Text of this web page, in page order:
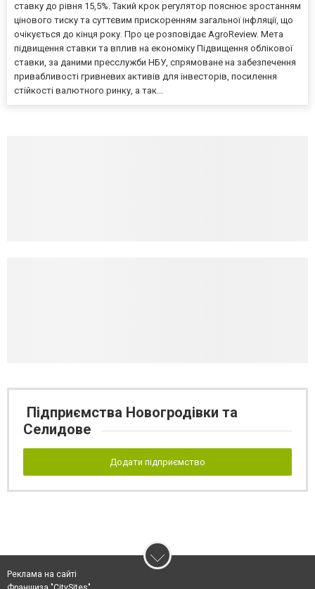
ставку до рівня 15,5%. Такий крок регулятор пояснює зростанням
цінового тиску та суттєвим прискоренням загальної інфляції, що
очікується до кінця року. Про це розповідає AgroReview. Мета
підвищення ставки та вплив на економіку Підвищення облікової
ставки, за даними пресслужби НБУ, спрямоване на забезпечення
привабливості гривневих активів для інвесторів, посилення
стійкості валютного ринку, а так...
Підприємства Новогродівки та
Селидове
Додати підприємство
Реклама на сайті